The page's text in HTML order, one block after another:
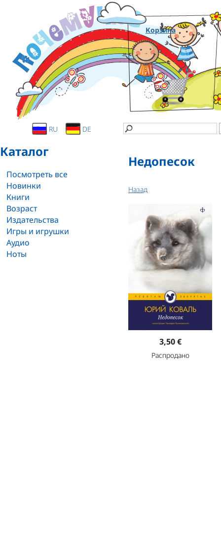
Корзина
RU DE
Каталог
Посмотреть все
Новинки
Книги
Возраст
Издательства
Игры и игрушки
Аудио
Ноты
Недопесок
Назад
3,50 €
Распродано